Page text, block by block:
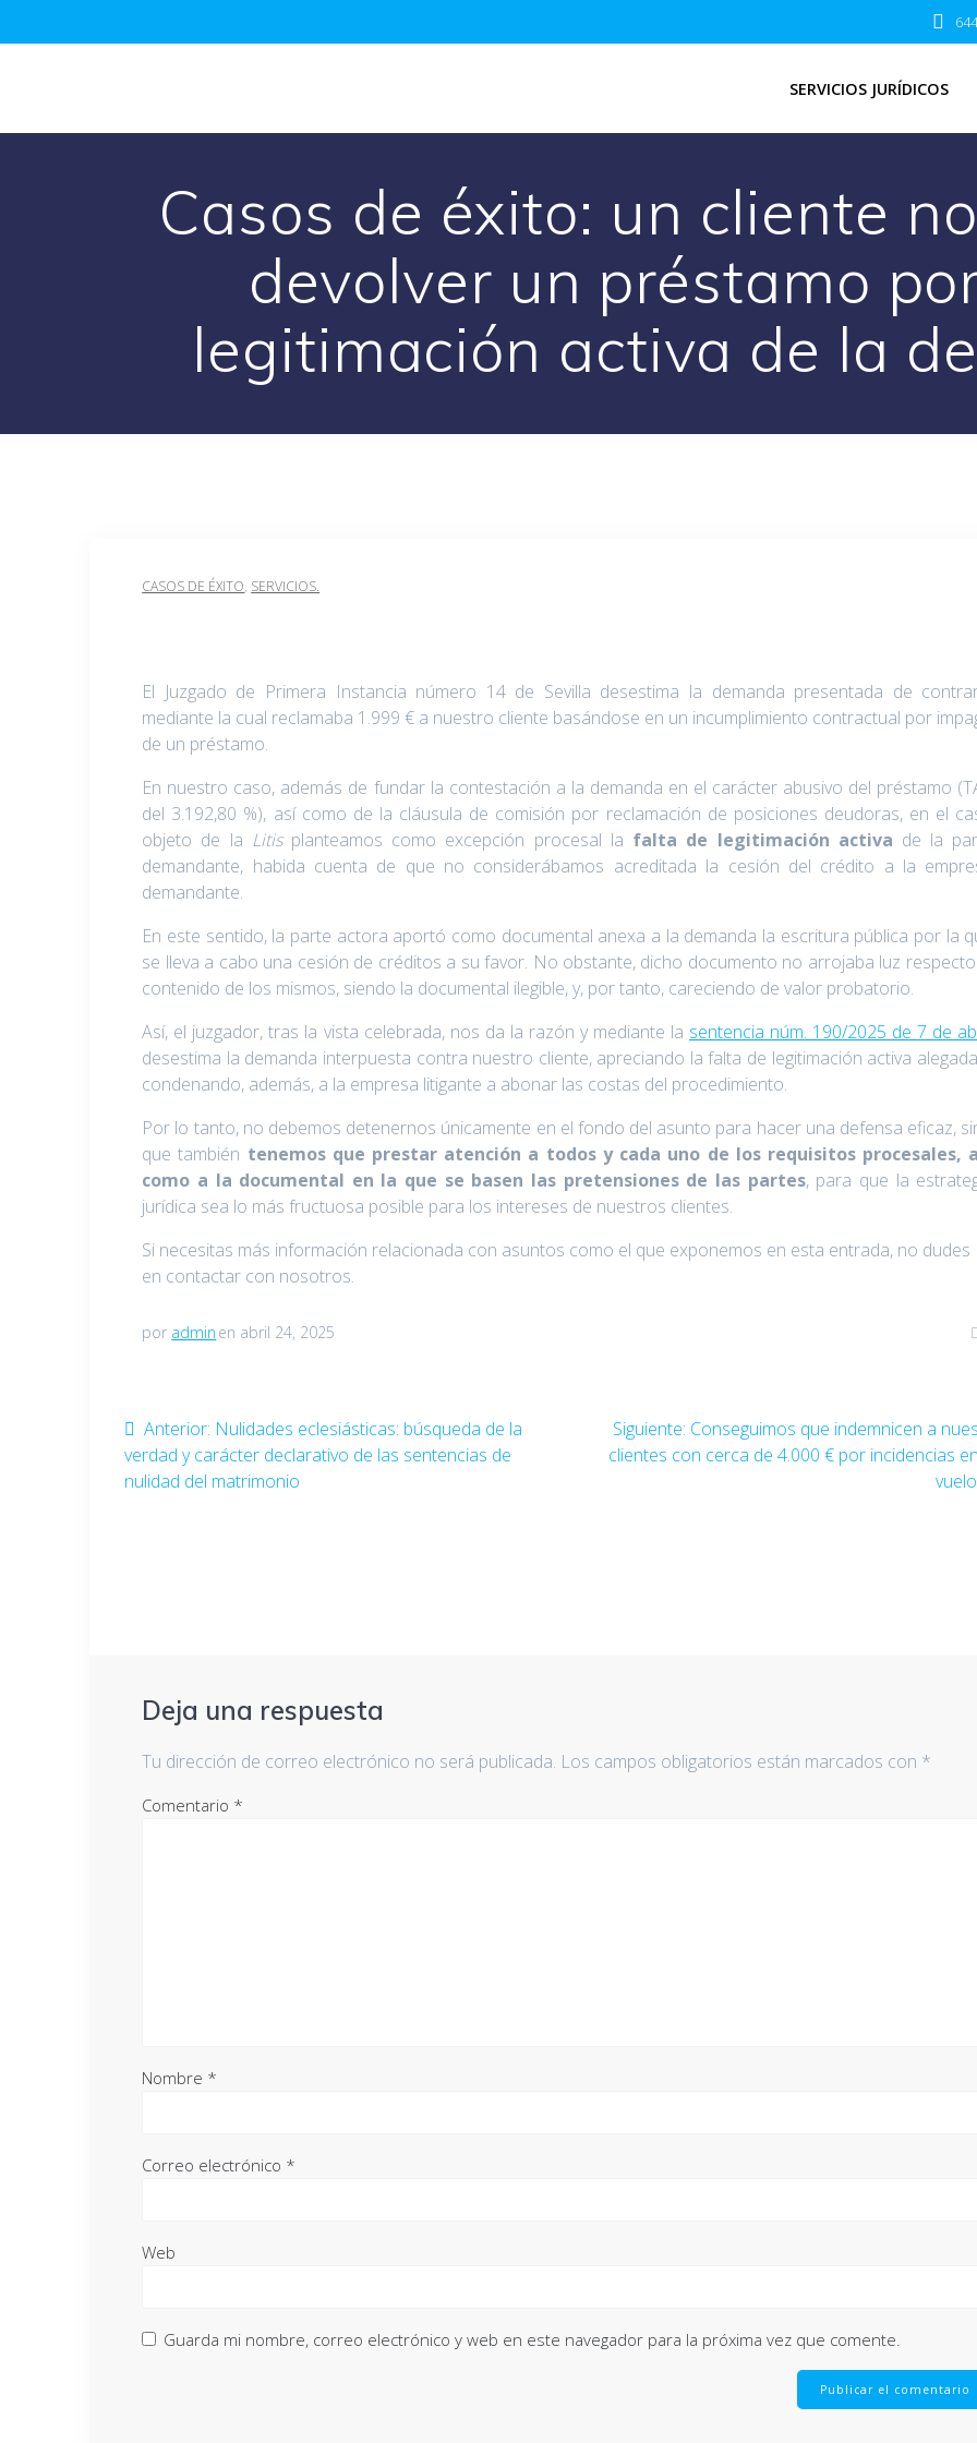
al
SERVICIOS JURÍDICOS
Casos de éxito: un cliente
devolver un préstamo
legitimación activa de la
CASOS DE ÉXITO, SERVICIOS.
El Juzgado de Primera Instancia número 14 de Sevilla desestima la demanda presentada de
mediante la cual reclamaba 1.999 € a nuestro cliente basándose en un incumplimiento contractual por
de un préstamo.
En nuestro caso, además de fundar la contestación a la demanda en el carácter abusivo del préstamo
del 3.192,80 %), así como de la cláusula de comisión por reclamación de posiciones deudoras, en el
objeto de la Litisplanteamos como excepción procesal la falta de legitimación activa de la
demandante, habida cuenta de que no considerábamos acreditada la cesión del crédito a la
demandante.
En este sentido, la parte actora aportó como documental anexa a la demanda la escritura pública por la
se lleva a cabo una cesión de créditos a su favor. No obstante, dicho documento no arrojaba luz
contenido de los mismos, siendo la documental ilegible, y, por tanto, careciendo de valor probatorio.
Así, el juzgador, tras la vista celebrada, nos da la razón y mediante la sentencia núm. 190/2025 de 7 de
desestima la demanda interpuesta contra nuestro cliente, apreciando la falta de legitimación activa
condenando, además, a la empresa litigante a abonar las costas del procedimiento.
Por lo tanto, no debemos detenernos únicamente en el fondo del asunto para hacer una defensa eficaz,
que también tenemos que prestar atención a todos y cada uno de los requisitos procesales,
como a la documental en la que se basen las pretensiones de las partes, para que la
jurídica sea lo más fructuosa posible para los intereses de nuestros clientes.
Si necesitas más información relacionada con asuntos como el que exponemos en esta entrada, no dudes
en contactar con nosotros.
por admin en abril 24, 2025
Navegación
de
Anterior: Entrada
anterior:
Nulidades eclesiásticas: búsqueda de la
verdad y carácter declarativo de las sentencias de
nulidad del matrimonio
Siguiente: Entrada
siguiente:
Conseguimos que indemnicen a
clientes con cerca de 4.000 € por incidencias
Deja una respuesta
Tu dirección de correo electrónico no será publicada. Los campos obligatorios están marcados con *
Comentario *
Nombre *
Correo electrónico *
Web
Guarda mi nombre, correo electrónico y web en este navegador para la próxima vez que comente.